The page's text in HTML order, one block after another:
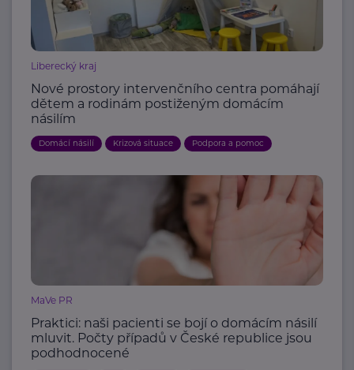
Liberecký kraj
Nové prostory intervenčního centra pomáhají
dětem a rodinám postiženým domácím
násilím
Domácí násilí Krizová situace Podpora a pomoc
MaVe PR
Praktici: naši pacienti se bojí o domácím násilí
mluvit. Počty případů v České republice jsou
podhodnocené